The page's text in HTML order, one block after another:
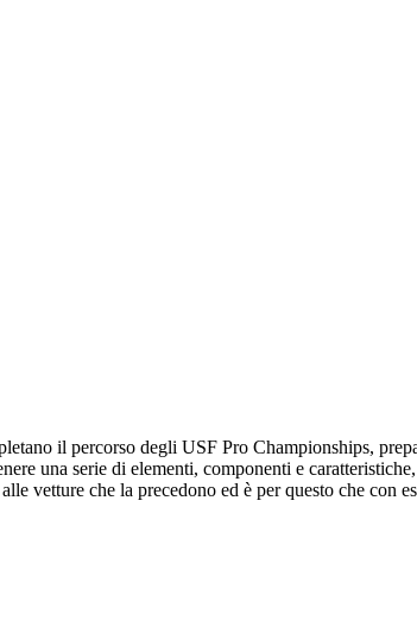
il percorso degli USF Pro Championships,
una serie di elementi, componenti e
vetture che la precedono ed è per questo che